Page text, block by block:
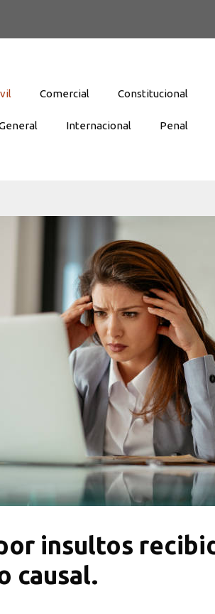
Comercial Constitucional
Internacional Penal
insultos
causal.